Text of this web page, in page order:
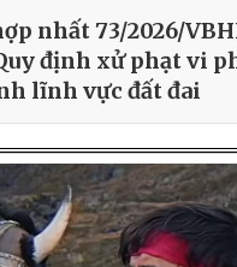
nhất 73/2026/
định xử phạt vi
lĩnh vực đất đai